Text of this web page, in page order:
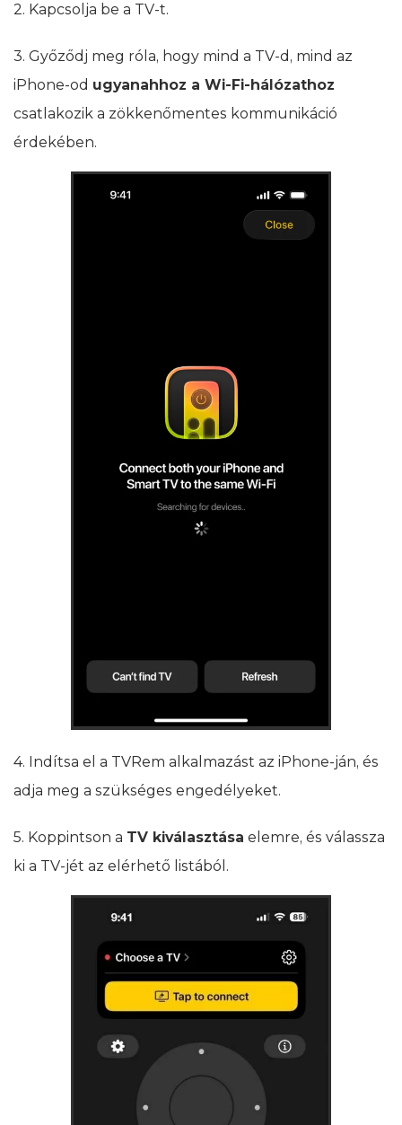
2. Kapcsolja be a TV-t.
3. Győződj meg róla, hogy mind a TV-d, mind az
iPhone-od ugyanahhoz a Wi‑Fi-hálózathoz
csatlakozik a zökkenőmentes kommunikáció
érdekében.
4. Indítsa el a TVRem alkalmazást az iPhone-ján, és
adja meg a szükséges engedélyeket.
5. Koppintson a TV kiválasztása elemre, és válassza
ki a TV-jét az elérhető listából.